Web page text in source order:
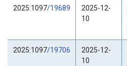
2025:1097/19689
2025-12-
10
2025:1097/19706
2025-12-
10